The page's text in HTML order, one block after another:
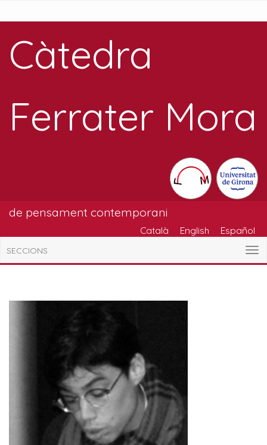
Càtedra
Ferrater Mora
de pensament contemporani
Català English Español
SECCIONS